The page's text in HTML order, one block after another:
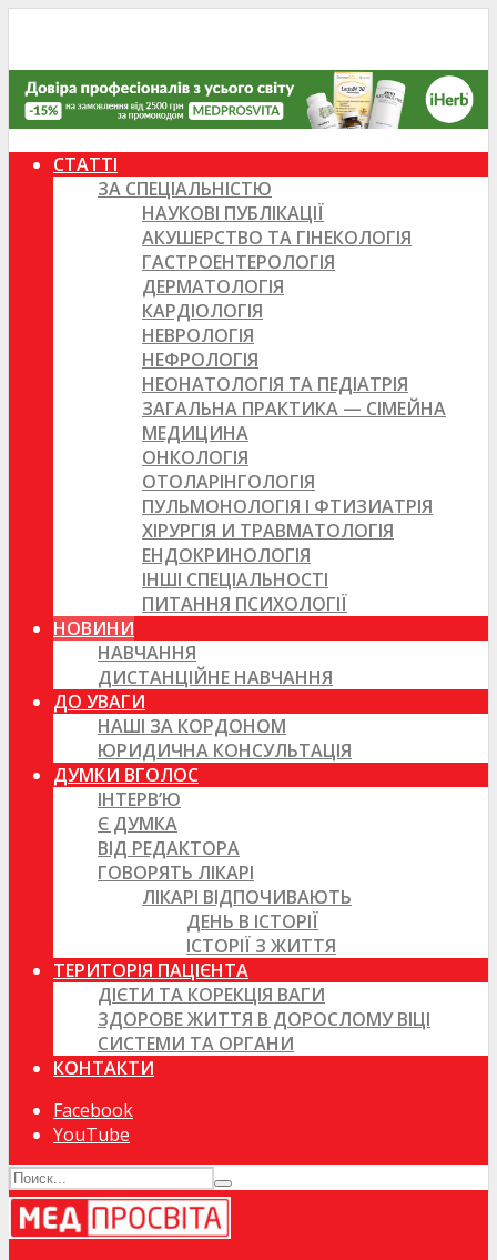
СТАТТІ
ЗА СПЕЦІАЛЬНІСТЮ
НАУКОВІ ПУБЛІКАЦІЇ
АКУШЕРСТВО ТА ГІНЕКОЛОГІЯ
ГАСТРОЕНТЕРОЛОГІЯ
ДЕРМАТОЛОГІЯ
КАРДІОЛОГІЯ
НЕВРОЛОГІЯ
НЕФРОЛОГІЯ
НЕОНАТОЛОГІЯ ТА ПЕДІАТРІЯ
ЗАГАЛЬНА ПРАКТИКА — СІМЕЙНА
МЕДИЦИНА
ОНКОЛОГІЯ
ОТОЛАРІНГОЛОГІЯ
ПУЛЬМОНОЛОГІЯ І ФТИЗИАТРІЯ
ХІРУРГІЯ И ТРАВМАТОЛОГІЯ
ЕНДОКРИНОЛОГІЯ
ІНШІ СПЕЦІАЛЬНОСТІ
ПИТАННЯ ПСИХОЛОГІЇ
НОВИНИ
НАВЧАННЯ
ДИСТАНЦІЙНЕ НАВЧАННЯ
ДО УВАГИ
НАШІ ЗА КОРДОНОМ
ЮРИДИЧНА КОНСУЛЬТАЦІЯ
ДУМКИ ВГОЛОС
ІНТЕРВ’Ю
Є ДУМКА
ВІД РЕДАКТОРА
ГОВОРЯТЬ ЛІКАРІ
ЛІКАРІ ВІДПОЧИВАЮТЬ
ДЕНЬ В ІСТОРІЇ
ІСТОРІЇ З ЖИТТЯ
ТЕРИТОРІЯ ПАЦІЄНТА
ДІЄТИ ТА КОРЕКЦІЯ ВАГИ
ЗДОРОВЕ ЖИТТЯ В ДОРОСЛОМУ ВІЦІ
СИСТЕМИ ТА ОРГАНИ
КОНТАКТИ
Facebook
YouTube